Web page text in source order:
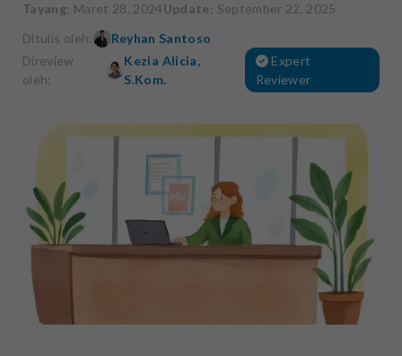
Tayang: Maret 28, 2024Update: September 22, 2025
Ditulis oleh:
Reyhan Santoso
Direview
oleh:
Kezia Alicia,
S.Kom.
Expert
Reviewer